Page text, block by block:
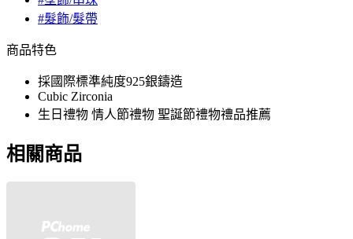
#髮飾/髮帶
商品特色
採國際標準純度925銀鑄造
Cubic Zirconia
生日禮物 情人節禮物 聖誕節禮物禮品推薦
相關商品